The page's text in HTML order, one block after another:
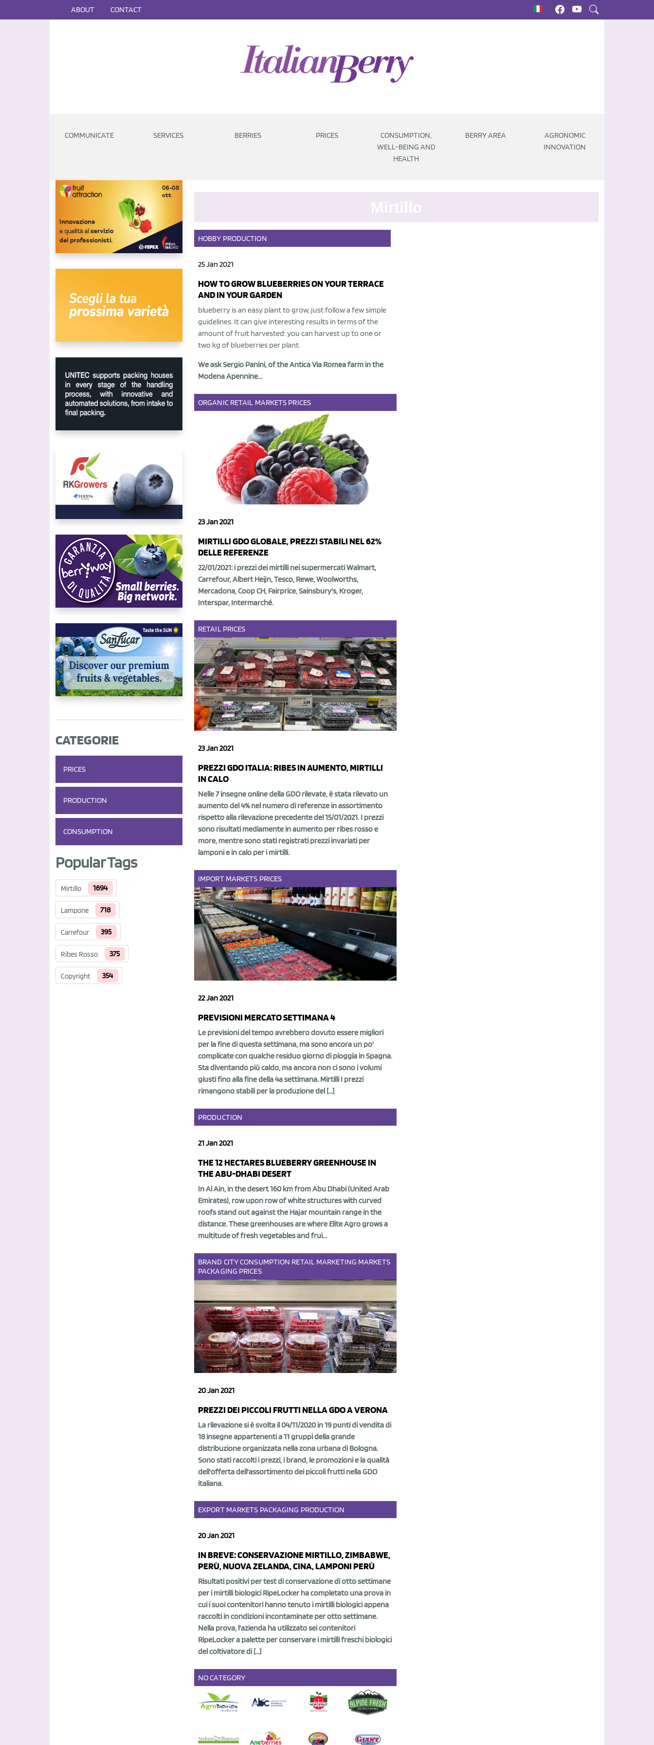
ABOUT CONTACT
COMMUNICATE SERVICES BERRIES PRICES
CONSUMPTION,
WELL-BEING AND
HEALTH
BERRY AREA
AGRONOMIC
INNOVATION
CATEGORIE
PRICES
PRODUCTION
CONSUMPTION
Popular Tags
Mirtillo 1694
Lampone 718
Carrefour 395
Ribes Rosso 375
Copyright 354
HOBBY PRODUCTION
25 Jan 2021
HOW TO GROW BLUEBERRIES ON YOUR TERRACE
AND IN YOUR GARDEN
blueberry is an easy plant to grow, just follow a few simple
guidelines. It can give interesting results in terms of the
amount of fruit harvested: you can harvest up to one or
two kg of blueberries per plant.
We ask Sergio Panini, of the Antica Via Romea farm in the
Modena Apennine...
ORGANIC RETAIL MARKETS PRICES
23 Jan 2021
MIRTILLI GDO GLOBALE, PREZZI STABILI NEL 62%
DELLE REFERENZE
22/01/2021: i prezzi dei mirtilli nei supermercati Walmart,
Carrefour, Albert Heijn, Tesco, Rewe, Woolworths,
Mercadona, Coop CH, Fairprice, Sainsbury's, Kroger,
Interspar, Intermarché.
RETAIL PRICES
23 Jan 2021
PREZZI GDO ITALIA: RIBES IN AUMENTO, MIRTILLI
IN CALO
Nelle 7 insegne online della GDO rilevate, è stata rilevato un
aumento del 4% nel numero di referenze in assortimento
rispetto alla rilevazione precedente del 15/01/2021. I prezzi
sono risultati mediamente in aumento per ribes rosso e
more, mentre sono stati registrati prezzi invariati per
lamponi e in calo per i mirtilli.
IMPORT MARKETS PRICES
22 Jan 2021
PREVISIONI MERCATO SETTIMANA 4
Le previsioni del tempo avrebbero dovuto essere migliori
per la fine di questa settimana, ma sono ancora un po'
complicate con qualche residuo giorno di pioggia in Spagna.
Sta diventando più caldo, ma ancora non ci sono i volumi
giusti fino alla fine della 4a settimana. Mirtilli I prezzi
rimangono stabili per la produzione del […]
PRODUCTION
21 Jan 2021
THE 12 HECTARES BLUEBERRY GREENHOUSE IN
THE ABU-DHABI DESERT
In Al Ain, in the desert 160 km from Abu Dhabi(United Arab
Emirates), row upon row of white structures with curved
roofs stand out against the Hajar mountain range in the
distance. Thesegreenhouses are where Elite Agro grows a
multitude of fresh vegetables and frui...
BRAND CITYCONSUMPTION RETAIL MARKETING MARKETS
PACKAGING PRICES
20 Jan 2021
PREZZI DEI PICCOLI FRUTTI NELLA GDO A VERONA
La rilevazione si è svolta il 04/11/2020 in 19 punti di vendita di
18 insegne appartenenti a 11 gruppi della grande
distribuzione organizzata nella zona urbana di Bologna.
Sono stati raccolti i prezzi, i brand, le promozioni e la qualità
dell'offerta dell'assortimento dei piccoli frutti nella GDO
italiana.
EXPORT MARKETS PACKAGING PRODUCTION
20 Jan 2021
IN BREVE: CONSERVAZIONE MIRTILLO, ZIMBABWE,
PERÙ, NUOVA ZELANDA, CINA, LAMPONI PERÙ
Risultati positivi per test di conservazione di otto settimane
per i mirtilli biologici RipeLocker ha completato una prova in
cui i suoi contenitori hanno tenuto i mirtilli biologici appena
raccolti in condizioni incontaminate per otto settimane.
Nella prova, l'azienda ha utilizzato sei contenitori
RipeLocker a palette per conservare i mirtilli freschi biologici
del coltivatore di […]
NO CATEGORY